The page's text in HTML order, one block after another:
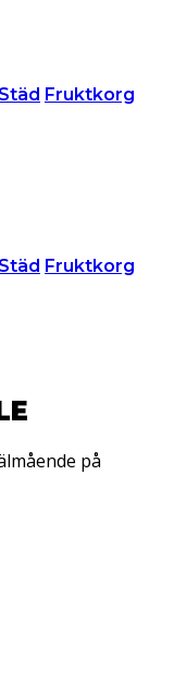
Städ Fruktkorg
Städ Fruktkorg
på